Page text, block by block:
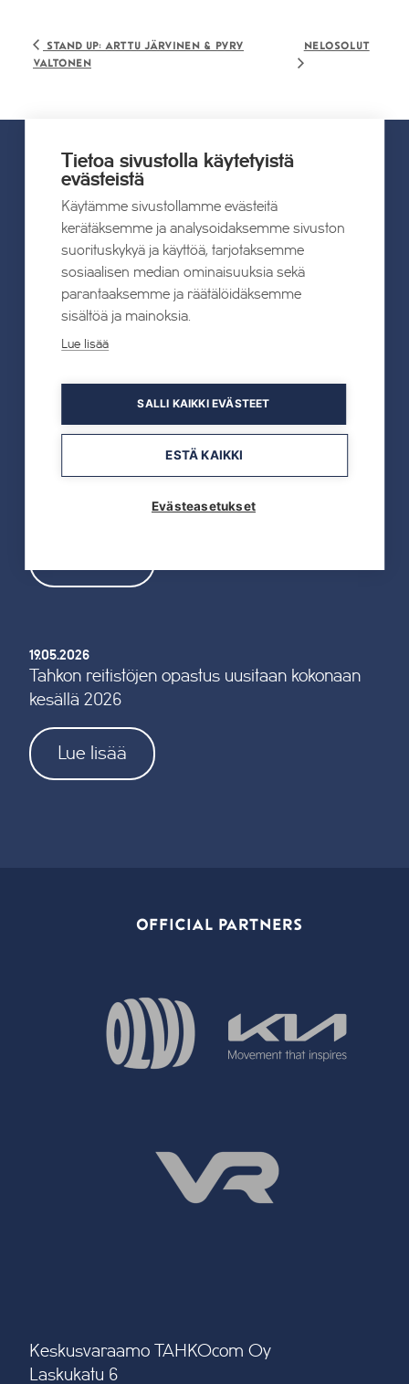
Stand up: Arttu Järvinen & Pyry
Valtonen
Nelosolut
Kaikki uutiset
22.07.2026
Tahkon Talviteatterissa nauretaan
suomalaiselle arjelle
TAHKOcom palkittiin Vuoden Digiyrityksenä
19.05.2026
Tahkon reitistöjen opastus uusitaan kokonaan
kesällä 2026
Lue lisää
OFFICIAL PARTNERS
Keskusvaraamo TAHKOcom Oy
Laskukatu 6
Tietoa sivustolla käytetyistä
evästeistä
Käytämme sivustollamme evästeitä
kerätäksemme ja analysoidaksemme sivuston
suorituskykyä ja käyttöä, tarjotaksemme
sosiaalisen median ominaisuuksia sekä
parantaaksemme ja räätälöidäksemme
sisältöä ja mainoksia.
Lue lisää
SALLI KAIKKI EVÄSTEET
ESTÄ KAIKKI
Evästeasetukset